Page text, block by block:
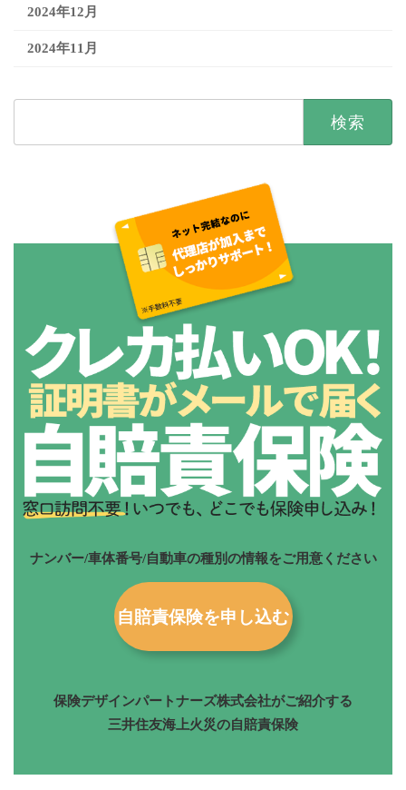
2024年12月
2024年11月
検
ナンバー/車体番号/自動車の種別の情報をご用意ください
自賠責保険を申し込む
保険デザインパートナーズ株式会社がご紹介する
三井住友海上火災の自賠責保険